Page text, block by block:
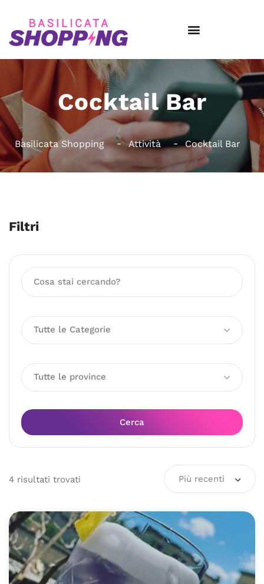
Cocktail Bar
Basilicata Shopping Attività Cocktail Bar
Filtri
Tutte le Categorie
Tutte le province
Cerca
4 risultati trovati Più recenti